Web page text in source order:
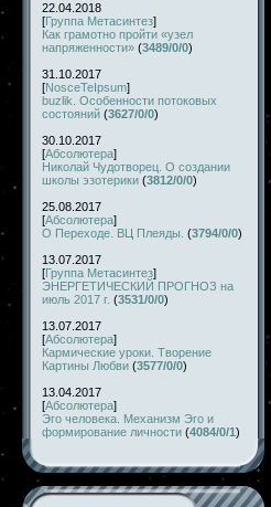
22.04.2018
[Группа Метасинтез]
Как грамотно пройти «узел
напряженности» (3489/0/0)
31.10.2017
[NosceTeIpsum]
buzlik. Особенности потоковых
состояний (3627/0/0)
30.10.2017
[Абсолютера]
Николай Чудотворец. О создании
школы эзотерики (3812/0/0)
25.08.2017
[Абсолютера]
О Переходе. ВЦ Плеяды. (3794/0/0)
13.07.2017
[Группа Метасинтез]
ЭНЕРГЕТИЧЕСКИЙ ПРОГНОЗ на
июль 2017 г. (3531/0/0)
13.07.2017
[Абсолютера]
Кармические уроки. Творение
Картины Любви (3577/0/0)
13.04.2017
[Абсолютера]
Эго человека. Механизм Эго и
формирование личности (4084/0/1)